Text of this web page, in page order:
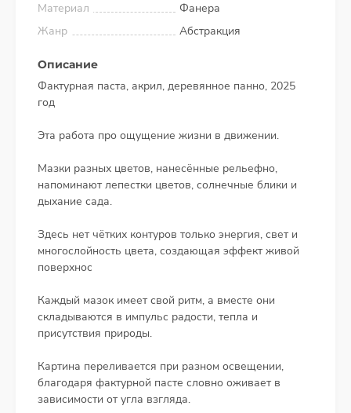
Материал
Фанера
Жанр
Абстракция
Описание
Фактурная паста, акрил, деревянное панно, 2025
год
Эта работа про ощущение жизни в движении.
Мазки разных цветов, нанесённые рельефно,
напоминают лепестки цветов, солнечные блики и
дыхание сада.
Здесь нет чётких контуров только энергия, свет и
многослойность цвета, создающая эффект живой
поверхнос
Каждый мазок имеет свой ритм, а вместе они
складываются в импульс радости, тепла и
присутствия природы.
Картина переливается при разном освещении,
благодаря фактурной пасте словно оживает в
зависимости от угла взгляда.